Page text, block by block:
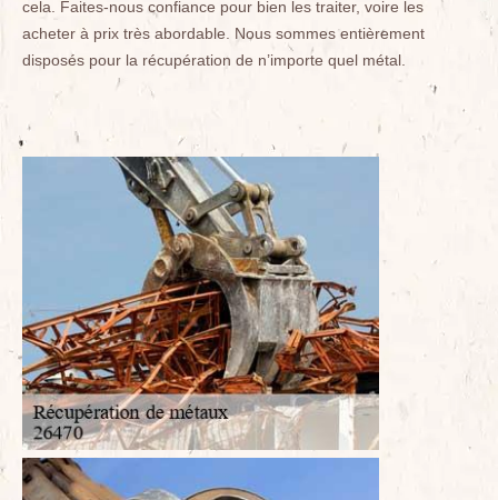
cela. Faites-nous confiance pour bien les traiter, voire les
acheter à prix très abordable. Nous sommes entièrement
disposés pour la récupération de n’importe quel métal.